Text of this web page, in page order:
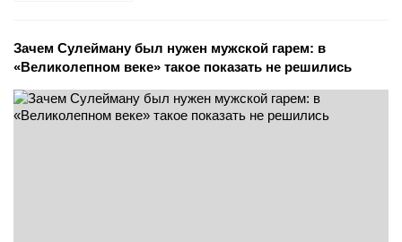
Зачем Сулейману был нужен мужской гарем: в
«Великолепном веке» такое показать не решились